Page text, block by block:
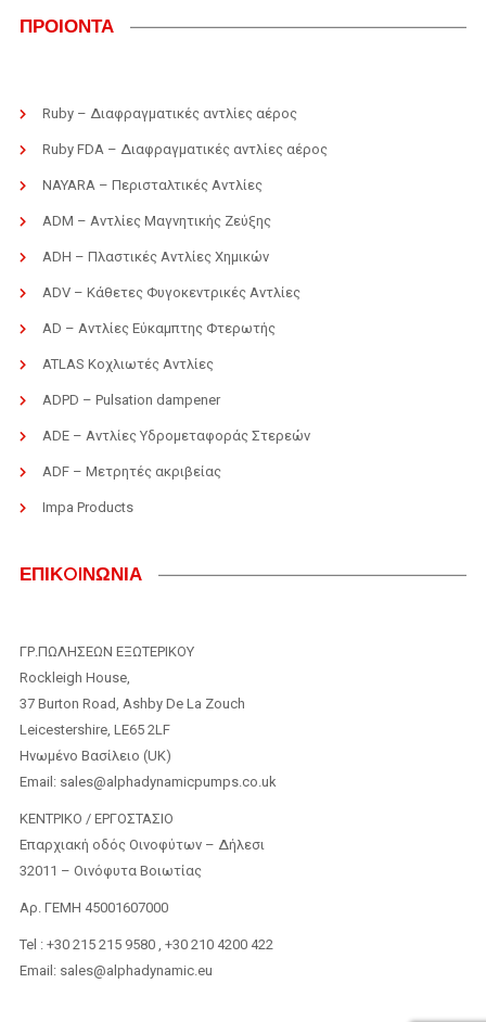
ΠΡΟΙΟΝΤΑ
Ruby – Διαφραγματικές αντλίες αέρος
Ruby FDA – Διαφραγματικές αντλίες αέρος
NAYARA – Περισταλτικές Αντλίες
ADM – Αντλίες Μαγνητικής Ζεύξης
ADH – Πλαστικές Αντλίες Χημικών
ADV – Κάθετες Φυγοκεντρικές Αντλίες
AD – Αντλίες Εύκαμπτης Φτερωτής
ATLAS Κοχλιωτές Αντλίες
ADPD – Pulsation dampener
ADE – Αντλίες Υδρομεταφοράς Στερεών
ADF – Μετρητές ακριβείας
Impa Products
ΕΠΙΚOIΝΩΝΙΑ
ΓΡ.ΠΩΛΗΣΕΩΝ ΕΞΩΤΕΡΙΚΟΥ
Rockleigh House,
37 Burton Road, Ashby De La Zouch
Leicestershire, LE65 2LF
Ηνωμένο Βασίλειο (UK)
Email: sales@alphadynamicpumps.co.uk
KENTΡIKO / ΕΡΓΟΣΤΑΣΙΟ
Επαρχιακή οδός Οινοφύτων – Δήλεσι
32011 – Οινόφυτα Βοιωτίας
Αρ. ΓΕΜΗ 45001607000
Tel : +30 215 215 9580 , +30 210 4200 422
Email: sales@alphadynamic.eu